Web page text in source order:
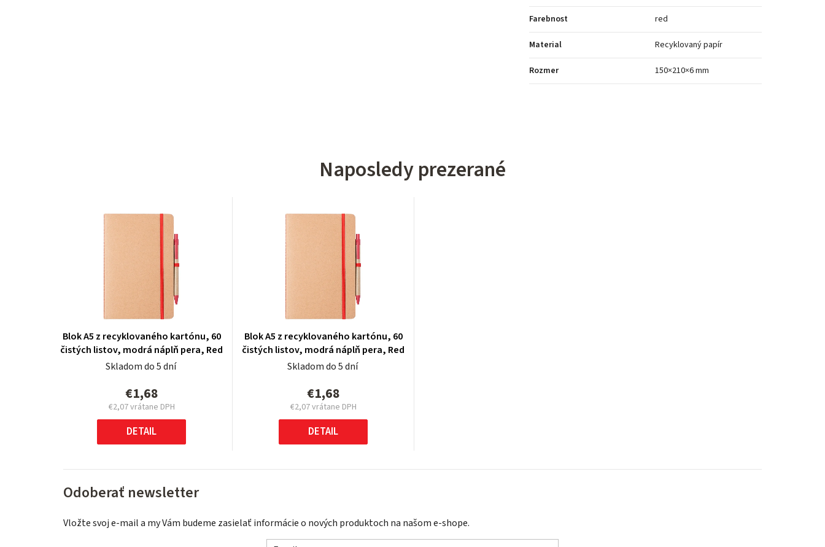
Farebnost red
Material Recyklovaný papír
Rozmer 150×210×6 mm
Naposledy prezerané
Blok A5 z recyklovaného kartónu, 60
čistých listov, modrá náplň pera, Red
Skladom do 5 dní
€1,68
€2,07vrátane DPH
Jednotková
cena:
DETAIL
Blok A5 z recyklovaného kartónu, 60
čistých listov, modrá náplň pera, Red
Skladom do 5 dní
€1,68
€2,07vrátane DPH
Jednotková
cena:
DETAIL
Odoberať newsletter
Vložte svoj e-mail a my Vám budeme zasielať informácie o nových produktoch na našom e-shope.